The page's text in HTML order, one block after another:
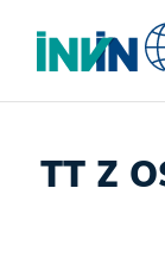
TT Z